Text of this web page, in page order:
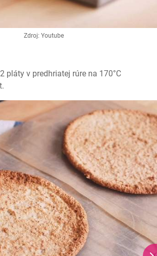
Zdroj: Youtube
pláty v predhriatej rúre na 170°C